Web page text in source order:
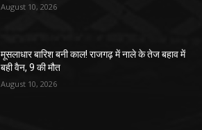
August 10, 2026
मूसलाधार बारिश बनी काल! राजगढ़ में नाले के तेज बहाव में
बही वैन, 9 की मौत
August 10, 2026